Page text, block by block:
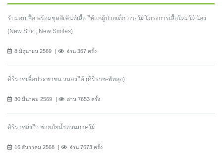
รับมอบเสื้อ พร้อมชุดสีเพ้นท์เสื้อ ให้แก่ผู้ป่วยเด็ก ภายใต้โครงการเสื้อใหม่ให้น้อง
(New Shirt, New Smiles)
8 มิถุนายน 2569 อ่าน 367 ครั้ง
ศิริราชเพื่อประชาชน วนลงใต้ (ศิริราช-พัทลุง)
30 มีนาคม 2569 อ่าน 7653 ครั้ง
ศิริราชส่งใจ ช่วยภัยน้ำท่วมภาคใต้
16 ธันวาคม 2568 อ่าน 7673 ครั้ง